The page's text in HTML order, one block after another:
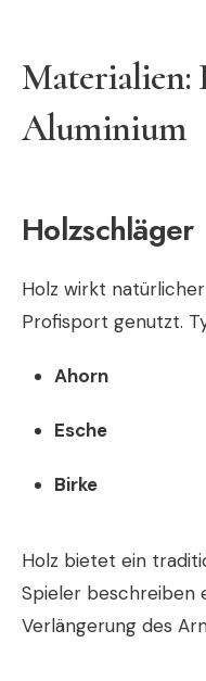
Materialien:
Aluminium
Holzschläger
Holz wirkt
Profisport genutzt.
Ahorn
Esche
Birke
Holz bietet ein
Spieler beschreiben
Verlängerung des